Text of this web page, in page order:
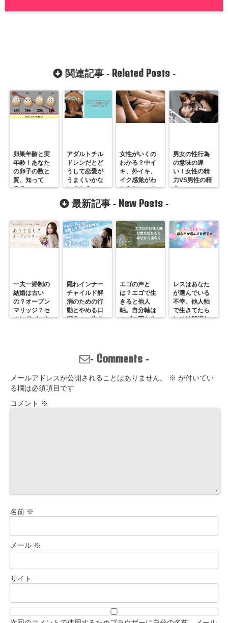
関連記事 - Related Posts-
卵巣年齢と実
年齢！あなた
の卵子の数と
質、知って
る？
アダルトチル
ドレンだとど
うして恋愛が
うまくいかな
いのか？
女性がいくの
わかる？中イ
キ、外イキ、
イク感覚がわ
からない。オ
ーガズムはこ
うしてゲット
男女の性行為
の意味の違
い！女性の精
力VS男性の精
力
最新記事 - New Posts -
一夫一婦制の
結婚は古い
の？オープン
マリッジ？セ
カンドパート
隠れインナー
チャイルド解
消のための行
動とやめる口
癖５つ。生き
関係改善方法
はここにある
エゴの声と
は？エゴで生
きると他人
軸。自分軸は
エゴの声をや
レスはあなた
が選んでいる
不幸。他人軸
で生きてたら
レスは解消し
- Comments-
メールアドレスが公開されることはありません。 ※ が付いてい
る欄は必須項目です
コメント ※
名前 ※
メール ※
サイト